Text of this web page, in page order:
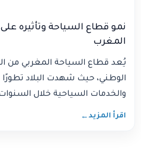
نمو قطاع السياحة وتأثيره
المغرب
يُعد قطاع السياحة المغربي من
الوطني، حيث شهدت البلاد تطورًا
والخدمات السياحية خلال السنوات
اقرأ المزيد←